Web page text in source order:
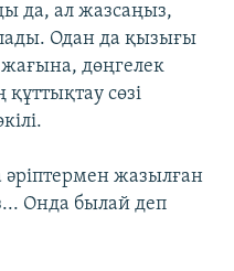
да, ал жазсаңыз,
Одан да қызығы
жағына, дөңгелек
сөзі
әріптермен жазылған
Онда былай деп